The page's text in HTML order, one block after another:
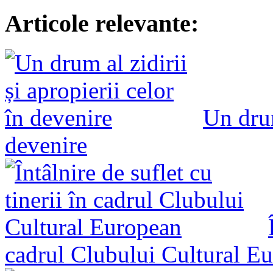
Articole relevante:
Un
devenire
cadrul Clubului Cultural